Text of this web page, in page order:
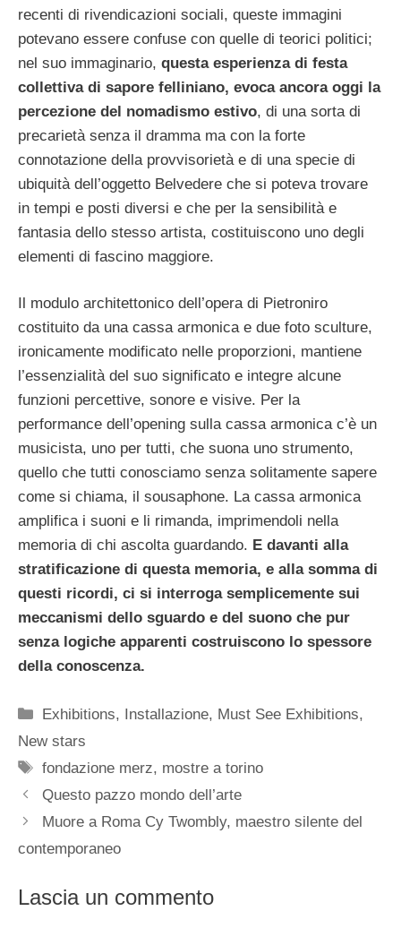
recenti di rivendicazioni sociali, queste immagini
potevano essere confuse con quelle di teorici politici;
nel suo immaginario, questa esperienza di festa
collettiva di sapore felliniano, evoca ancora oggi la
percezione del nomadismo estivo, di una sorta di
precarietà senza il dramma ma con la forte
connotazione della provvisorietà e di una specie di
ubiquità dell’oggetto Belvedere che si poteva trovare
in tempi e posti diversi e che per la sensibilità e
fantasia dello stesso artista, costituiscono uno degli
elementi di fascino maggiore.
Il modulo architettonico dell’opera di Pietroniro
costituito da una cassa armonica e due foto sculture,
ironicamente modificato nelle proporzioni, mantiene
l’essenzialità del suo significato e integre alcune
funzioni percettive, sonore e visive. Per la
performance dell’opening sulla cassa armonica c’è un
musicista, uno per tutti, che suona uno strumento,
quello che tutti conosciamo senza solitamente sapere
come si chiama, il sousaphone. La cassa armonica
amplifica i suoni e li rimanda, imprimendoli nella
memoria di chi ascolta guardando. E davanti alla
stratificazione di questa memoria, e alla somma di
questi ricordi, ci si interroga semplicemente sui
meccanismi dello sguardo e del suono che pur
senza logiche apparenti costruiscono lo spessore
della conoscenza.
Categorie
Exhibitions, Installazione, Must See Exhibitions,
New stars
Tag
fondazione merz, mostre a torino
Questo pazzo mondo dell’arte
Muore a Roma Cy Twombly, maestro silente del
contemporaneo
Lascia un commento